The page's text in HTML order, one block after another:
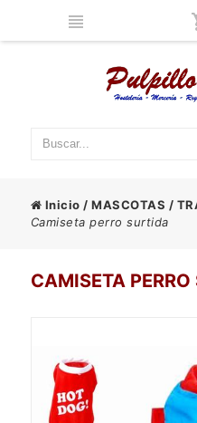
Inicio /MASCOTAS /
Camiseta perro surtida
CAMISETA